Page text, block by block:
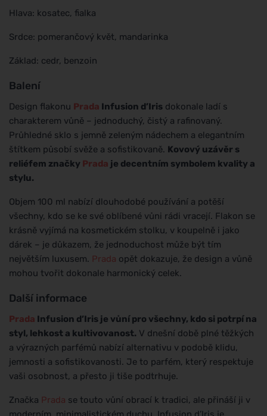
Hlava: kosatec, fialka
Srdce: pomerančový květ, mandarinka
Základ: cedr, benzoin
Balení
Design flakonu Prada Infusion d’Iris dokonale ladí s
charakterem vůně – jednoduchý, čistý a rafinovaný.
Průhledné sklo s jemně zeleným nádechem a elegantním
štítkem působí svěže a sofistikovaně. Kovový uzávěr s
reliéfem značky Prada je decentním symbolem kvality a
stylu.
Objem 100 ml nabízí dlouhodobé používání a potěší
všechny, kdo se ke své oblíbené vůni rádi vracejí. Flakon se
krásně vyjímá na kosmetickém stolku, v koupelně i jako
dárek – je důkazem, že jednoduchost může být tím
největším luxusem. Prada opět dokazuje, že design a vůně
mohou tvořit dokonale harmonický celek.
Další informace
Prada Infusion d’Iris je vůní pro všechny, kdo si potrpí na
styl, lehkost a kultivovanost. V dnešní době plné těžkých
a výrazných parfémů nabízí alternativu v podobě klidu,
jemnosti a sofistikovanosti. Je to parfém, který respektuje
vaši osobnost, a přesto ji tiše podtrhuje.
Značka Prada se touto vůní obrací k tradici, ale přináší ji v